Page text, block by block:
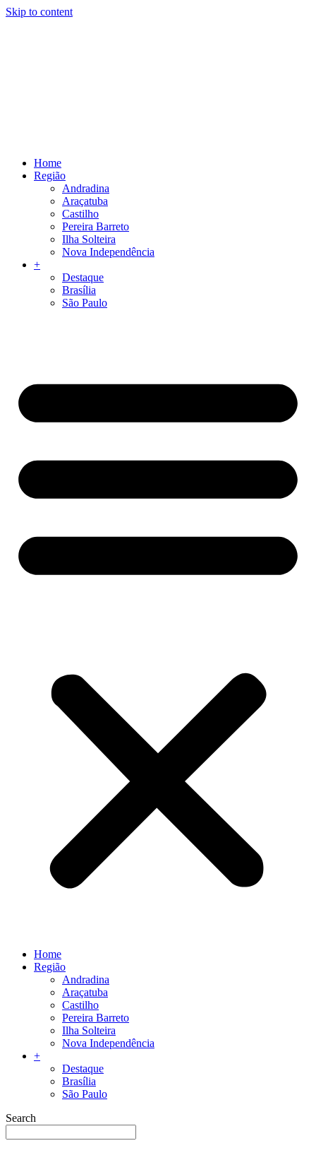
Skip to content
Home
Região
Andradina
Araçatuba
Castilho
Pereira Barreto
Ilha Solteira
Nova Independência
+
Destaque
Brasília
São Paulo
Home
Região
Andradina
Araçatuba
Castilho
Pereira Barreto
Ilha Solteira
Nova Independência
+
Destaque
Brasília
São Paulo
Search